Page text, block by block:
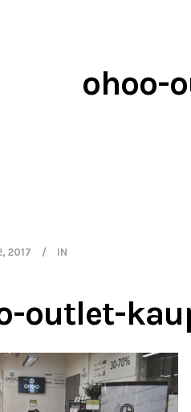
ohoo-
2017 IN
outlet-